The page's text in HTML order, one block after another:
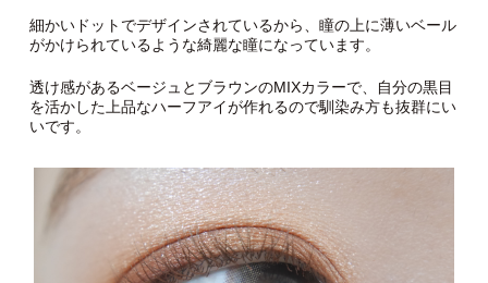
細かいドットでデザインされているから、瞳の上に薄いベール
がかけられているような綺麗な瞳になっています。
透け感があるベージュとブラウンのMIXカラーで、自分の黒目
を活かした上品なハーフアイが作れるので馴染み方も抜群にい
いです。